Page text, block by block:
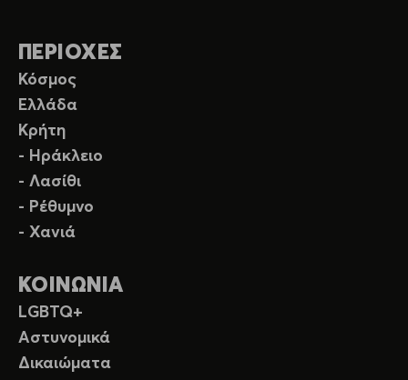
ΠΕΡΙΟΧΕΣ
Κόσμος
Ελλάδα
Κρήτη
- Ηράκλειο
- Λασίθι
- Ρέθυμνο
- Χανιά
ΚΟΙΝΩΝΙΑ
LGBTQ+
Αστυνομικά
Δικαιώματα